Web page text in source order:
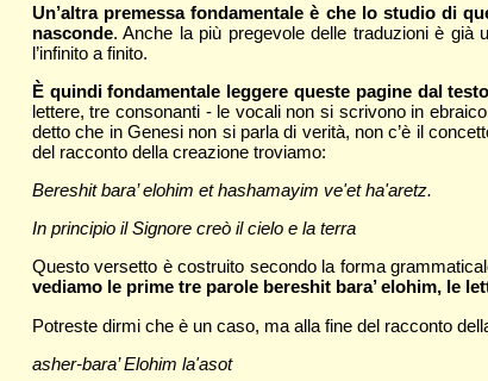
Un’altra premessa fondamentale è che lo studio di
nasconde. Anche la più pregevole delle traduzioni è già
l’infinito a finito.
È quindi fondamentale leggere queste pagine dal
lettere, tre consonanti - le vocali non si scrivono in
detto che in Genesi non si parla di verità, non c’è il
del racconto della creazione troviamo:
Bereshit bara’ elohim et hashamayim ve'et ha'aretz.
In principio il Signore creò il cielo e la terra
Questo versetto è costruito secondo la forma
vediamo le prime tre parole bereshit bara’ elohim, le
Potreste dirmi che è un caso, ma alla fine del racconto
asher-bara’ Elohim la'asot